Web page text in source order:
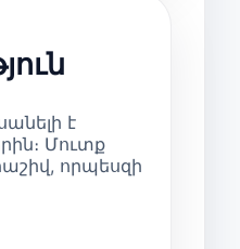
է
Մուտք
որպեսզի